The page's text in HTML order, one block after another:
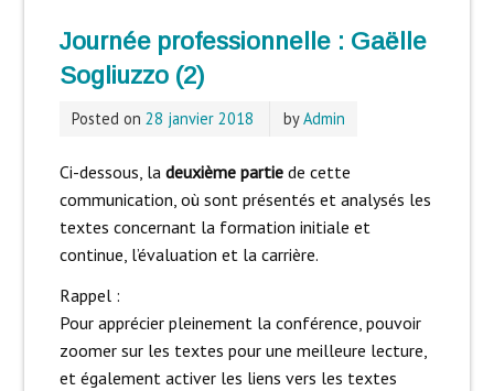
Journée professionnelle : Gaëlle
Sogliuzzo (2)
Posted on 28 janvier 2018 byAdmin
Ci-dessous, la deuxième partiede cette
communication, où sont présentés et analysés les
textes concernant la formation initiale et
continue, l’évaluation et la carrière.
Rappel :
Pour apprécier pleinement la conférence, pouvoir
zoomer sur les textes pour une meilleure lecture,
et également activer les liens vers les textes